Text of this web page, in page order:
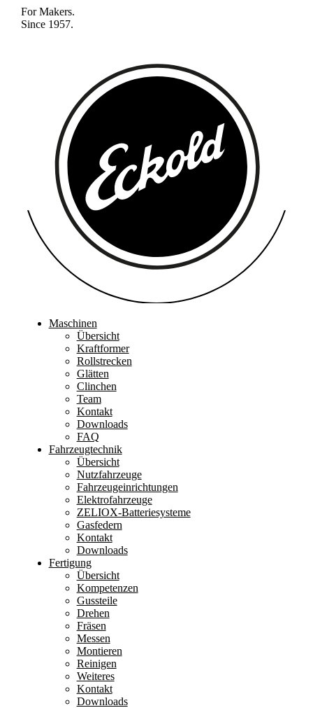
For Makers.
Since 1957.
Maschinen
Übersicht
Kraftformer
Rollstrecken
Glätten
Clinchen
Team
Kontakt
Downloads
FAQ
Fahrzeugtechnik
Übersicht
Nutzfahrzeuge
Fahrzeugeinrichtungen
Elektrofahrzeuge
ZELIOX-Batteriesysteme
Gasfedern
Kontakt
Downloads
Fertigung
Übersicht
Kompetenzen
Gussteile
Drehen
Fräsen
Messen
Montieren
Reinigen
Weiteres
Kontakt
Downloads